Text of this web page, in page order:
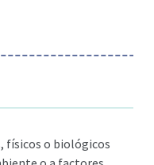
físicos o biológicos